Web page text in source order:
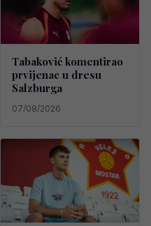
Tabaković komentirao
prvijenac u dresu
Salzburga
07/08/2026